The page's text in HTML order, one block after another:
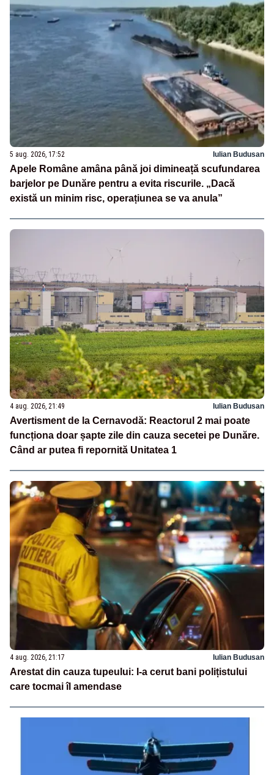
5 aug. 2026, 17:52 Iulian Budusan
Apele Române amâna până joi dimineață scufundarea
barjelor pe Dunăre pentru a evita riscurile. „Dacă
există un minim risc, operațiunea se va anula”
4 aug. 2026, 21:49 Iulian Budusan
Avertisment de la Cernavodă: Reactorul 2 mai poate
funcționa doar șapte zile din cauza secetei pe Dunăre.
Când ar putea fi repornită Unitatea 1
4 aug. 2026, 21:17 Iulian Budusan
Arestat din cauza tupeului: I-a cerut bani polițistului
care tocmai îl amendase